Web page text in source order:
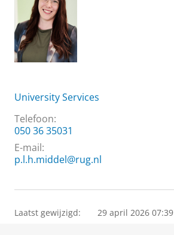
University Services
Telefoon:
050 36 35031
E-mail:
p.l.h.middel@rug.nl
Laatst gewijzigd: 29 april 2026 07:39